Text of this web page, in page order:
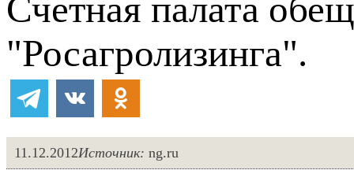
Счетная палата
"Росагролизинга".
11.12.2012Источник: ng.ru